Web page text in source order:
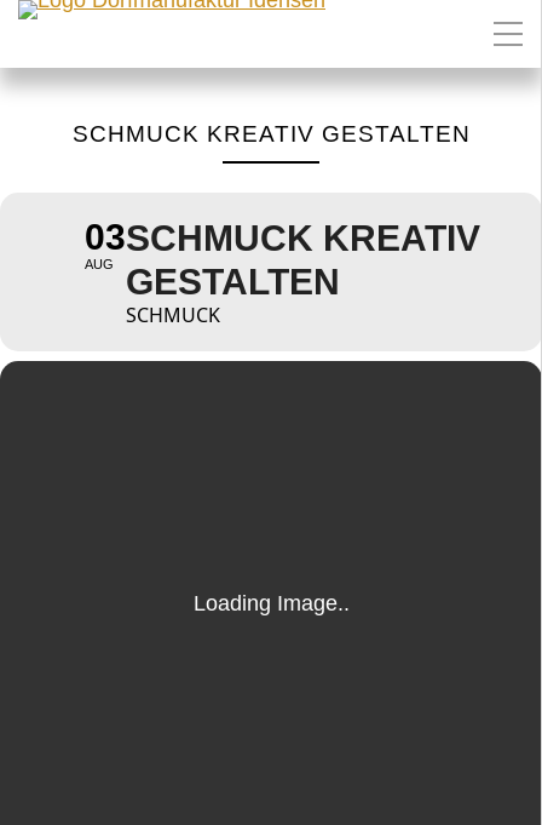
SCHMUCK KREATIV GESTALTEN
03
AUG
SCHMUCK KREATIV
GESTALTEN
SCHMUCK